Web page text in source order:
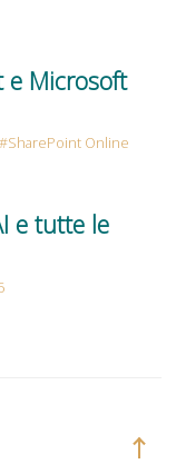
e Microsoft
SharePoint Online
e tutte le
Torna